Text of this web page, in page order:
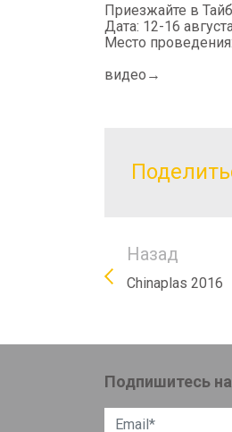
Приезжайте в
Дата: 12-16
Место
видео→
Назад
Chinaplas 2016
Подпишитесь